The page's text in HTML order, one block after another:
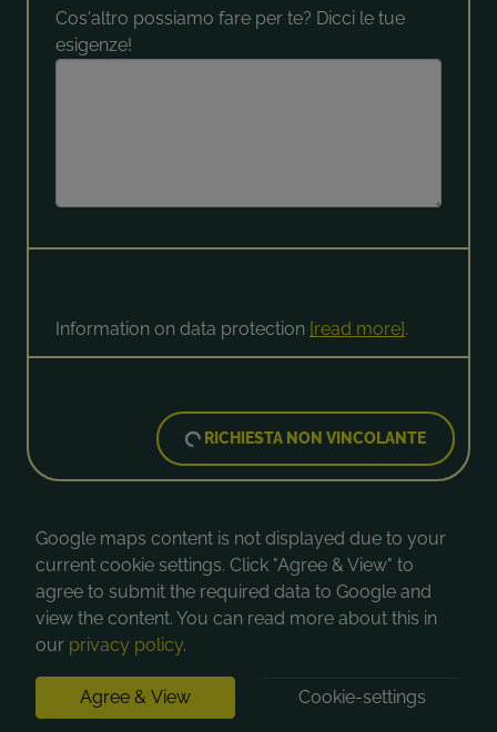
Cos'altro possiamo fare per te? Dicci le tue
esigenze!
Information on data protection [read more].
RICHIESTA NON VINCOLANTE
Google maps content is not displayed due to your
current cookie settings. Click "Agree & View" to
agree to submit the required data to Google and
view the content. You can read more about this in
our privacy policy.
Agree & View Cookie-settings